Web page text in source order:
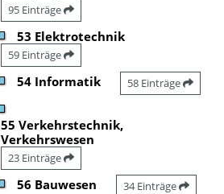
95 Einträge
53 Elektrotechnik
59 Einträge
54 Informatik 58 Einträge
55 Verkehrstechnik,
Verkehrswesen
23 Einträge
56 Bauwesen 34 Einträge